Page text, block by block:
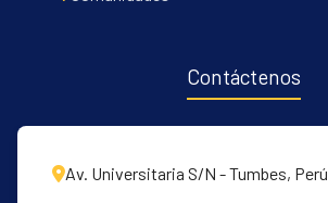
Contáctenos
Av. Universitaria S/N - Tumbes, Perú